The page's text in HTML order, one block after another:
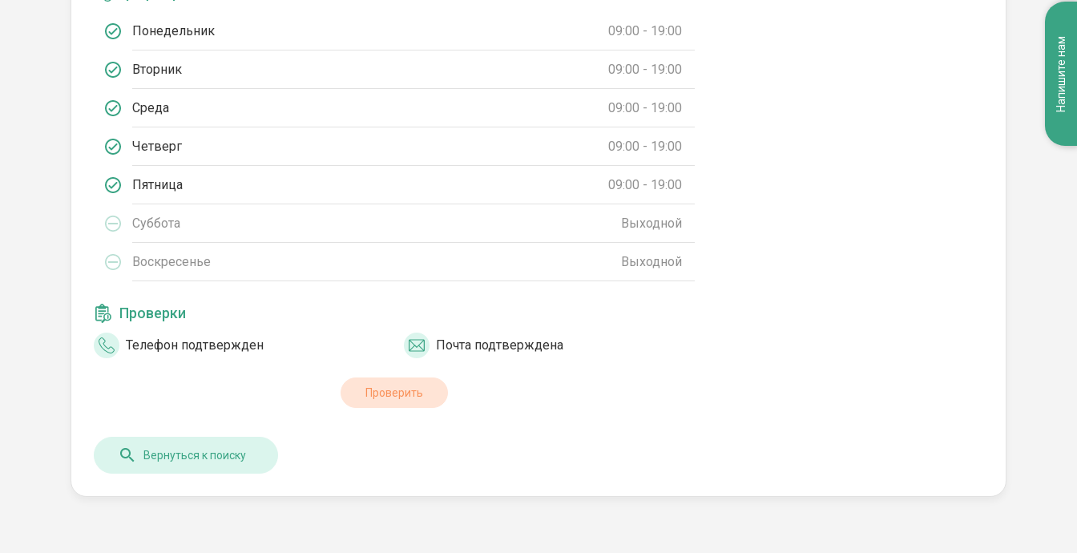
Понедельник 09:00 - 19:00
Вторник 09:00 - 19:00
Среда 09:00 - 19:00
Четверг 09:00 - 19:00
Пятница 09:00 - 19:00
Суббота Выходной
Воскресенье Выходной
Проверки
Телефон подтвержден Почта подтверждена
Проверить
Вернуться к поиску
Напишите нам